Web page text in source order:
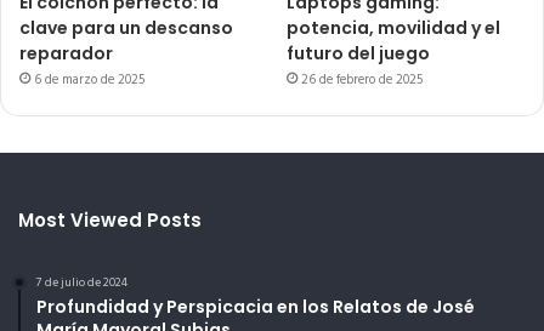
clave para un descanso
reparador
6 de marzo de 2025
potencia, movilidad y el
futuro del juego
26 de febrero de 2025
Most Viewed Posts
7 de julio de 2024
Profundidad y Perspicacia en los Relatos de José